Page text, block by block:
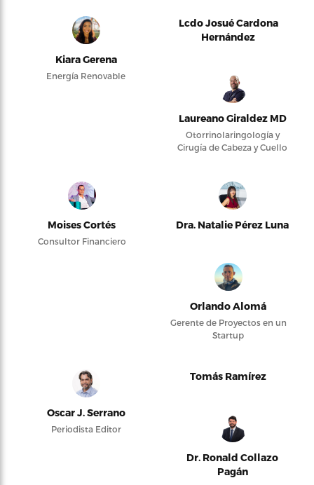
Kiara Gerena
Energía Renovable
Lcdo Josué Cardona
Hernández
Laureano Giraldez MD
Otorrinolaringología y
Cirugía de Cabeza y Cuello
Moises Cortés
Consultor Financiero
Dra. Natalie Pérez Luna
Orlando Alomá
Gerente de Proyectos en un
Startup
Oscar J. Serrano
Periodista Editor
Tomás Ramírez
Dr. Ronald Collazo
Pagán